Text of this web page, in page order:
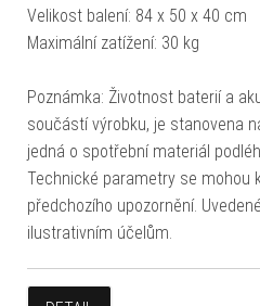
Velikost balení: 84 x 50 x 40 cm
Maximální zatížení: 30 kg
Poznámka: Životnost baterií a
součástí výrobku, je stanovena
jedná o spotřební materiál
Technické parametry se mohou
předchozího upozornění.
ilustrativním účelům.